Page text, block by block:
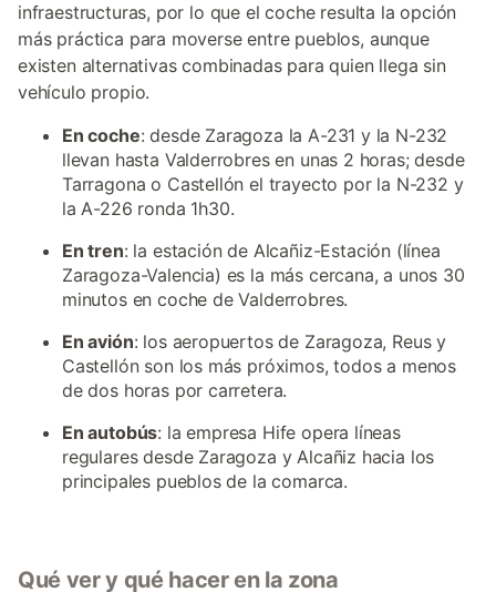
infraestructuras, por lo que el coche resulta la opción
más práctica para moverse entre pueblos, aunque
existen alternativas combinadas para quien llega sin
vehículo propio.
En coche: desde Zaragoza la A-231 y la N-232
llevan hasta Valderrobres en unas 2 horas; desde
Tarragona o Castellón el trayecto por la N-232 y
la A-226 ronda 1h30.
En tren: la estación de Alcañiz-Estación (línea
Zaragoza-Valencia) es la más cercana, a unos 30
minutos en coche de Valderrobres.
En avión: los aeropuertos de Zaragoza, Reus y
Castellón son los más próximos, todos a menos
de dos horas por carretera.
En autobús: la empresa Hife opera líneas
regulares desde Zaragoza y Alcañiz hacia los
principales pueblos de la comarca.
Qué ver y qué hacer en la zona